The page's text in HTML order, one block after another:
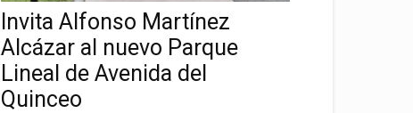
Invita Alfonso Martínez
Alcázar al nuevo Parque
Lineal de Avenida del
Quinceo